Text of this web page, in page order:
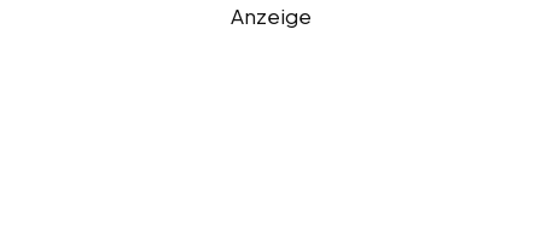
Anzeige